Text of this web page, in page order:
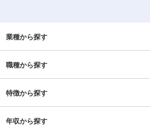
して活躍をしております。 ・やりがい：自分がた
ずさわった工事が完成して、できあがった道路や
橋を自分が走った時、やっぱり一番やりがいを感
はスターリンクの活用や、トータルステーション
わせ対応部隊もいる為、機械の取り扱いに困る事
はございません。 ・魅力：令和7年3月期には
200億円の売上を達成する、安定企業です。 ・UI
の環境が整っています。 ■1ヶ月単位の変形労働
業種から探す
職種から探す
特徴から探す
年収から探す